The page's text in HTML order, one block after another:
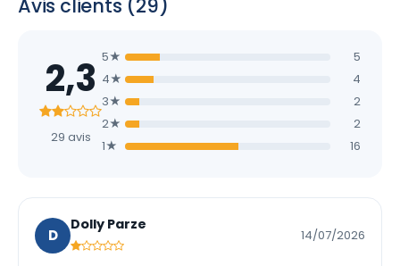
Avis clients (29)
2,3
29 avis
5★
5
4★
4
3★
2
2★
2
1★
16
D
Dolly Parze
14/07/2026